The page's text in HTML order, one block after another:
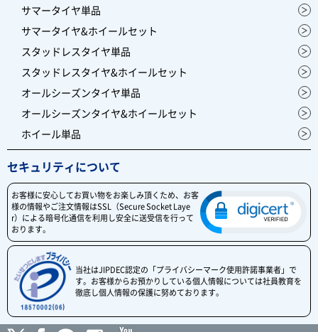
サマータイヤ単品
サマータイヤ&ホイールセット
スタッドレスタイヤ単品
スタッドレスタイヤ&ホイールセット
オールシーズンタイヤ単品
オールシーズンタイヤ&ホイールセット
ホイール単品
セキュリティについて
お客様に安心してお買い物をお楽しみ頂くため、お客
様の情報やご注文情報はSSL（Secure Socket Laye
r）による暗号化通信を利用し安全に送受信を行って
おります。
当社はJIPDEC認定の「プライバシーマーク使用許諾事業者」で
す。お客様からお預かりしている個人情報については社員教育を
徹底し個人情報の保護に努めております。